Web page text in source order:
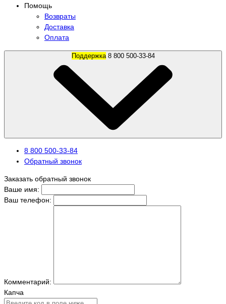
Помощь
Возвраты
Доставка
Оплата
Поддержка 8 800 500-33-84
8 800 500-33-84
Обратный звонок
Заказать обратный звонок
Ваше имя:
Ваш телефон:
Комментарий:
Капча